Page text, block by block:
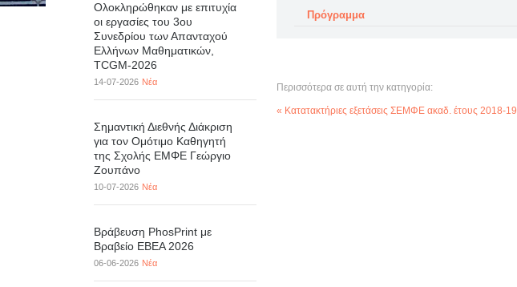
Πρόγραμμα
Περισσότερα σε αυτή την κατηγορία:
« Κατατακτήριες εξετάσεις ΣΕΜΦΕ ακαδ. έτους 2018-19
Ολοκληρώθηκαν με επιτυχία
οι εργασίες του 3ου
Συνεδρίου των Απανταχού
Ελλήνων Μαθηματικών,
TCGM-2026
14-07-2026 Νέα
Σημαντική Διεθνής Διάκριση
για τον Ομότιμο Καθηγητή
της Σχολής ΕΜΦΕ Γεώργιο
Ζουπάνο
10-07-2026 Νέα
Βράβευση PhosPrint με
Βραβείο ΕΒΕΑ 2026
06-06-2026 Νέα